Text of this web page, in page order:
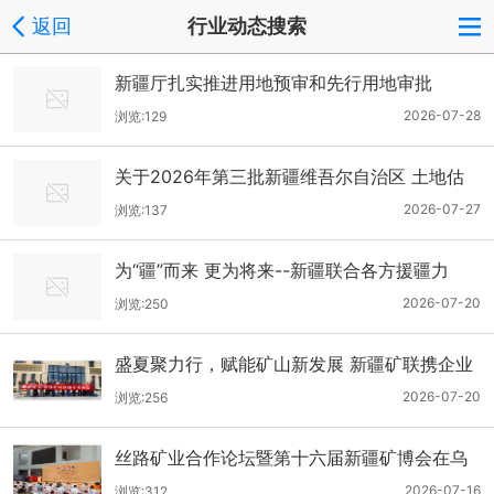
返回 行业动态搜索
新疆厅扎实推进用地预审和先行用地审批
2026-07-28
浏览:129
关于2026年第三批新疆维吾尔自治区 土地估
价机构备案的公示
2026-07-27
浏览:137
为“疆”而来 更为将来--新疆联合各方援疆力
量，落实规划、地质、林草、生态、人才“五大
援疆”举措，促进天山南北高质量发展
2026-07-20
浏览:250
盛夏聚力行，赋能矿山新发展 新疆矿联携企业
代表赴敦德矿业考察交流
2026-07-20
浏览:256
丝路矿业合作论坛暨第十六届新疆矿博会在乌
2026-07-16